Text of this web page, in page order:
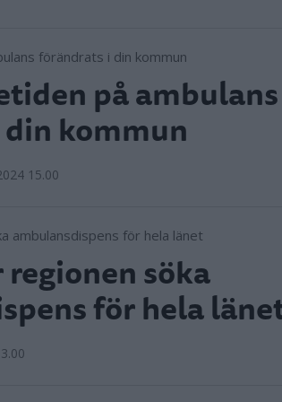
på ambulans
kommun
15.00
söka
för hela